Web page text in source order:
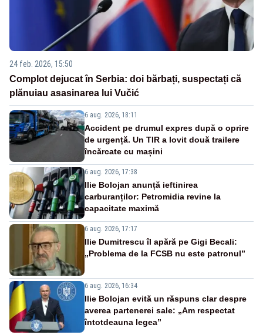
24 feb. 2026, 15:50
Complot dejucat în Serbia: doi bărbați, suspectați că
plănuiau asasinarea lui Vučić
6 aug. 2026, 18:11
Accident pe drumul expres după o oprire
de urgență. Un TIR a lovit două trailere
încărcate cu mașini
6 aug. 2026, 17:38
Ilie Bolojan anunță ieftinirea
carburanților: Petromidia revine la
capacitate maximă
6 aug. 2026, 17:17
Ilie Dumitrescu îl apără pe Gigi Becali:
„Problema de la FCSB nu este patronul”
6 aug. 2026, 16:34
Ilie Bolojan evită un răspuns clar despre
averea partenerei sale: „Am respectat
întotdeauna legea”